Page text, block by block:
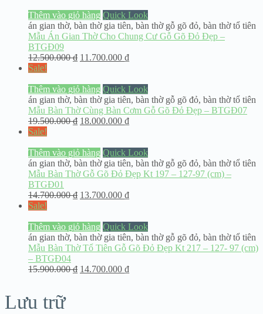
Thêm vào giỏ hàng Quick Look
án gian thờ, bàn thờ gia tiên, bàn thờ gỗ gõ đỏ, bàn thờ tổ tiên
Mẫu Án Gian Thờ Cho Chung Cư Gỗ Gõ Đỏ Đẹp –
BTGĐ09
12.500.000₫ 11.700.000 ₫
Sale!
Thêm vào giỏ hàng Quick Look
án gian thờ, bàn thờ gia tiên, bàn thờ gỗ gõ đỏ, bàn thờ tổ tiên
Mẫu Bàn Thờ Cùng Bàn Cơm Gỗ Gõ Đỏ Đẹp – BTGĐ07
19.500.000₫ 18.000.000 ₫
Sale!
Thêm vào giỏ hàng Quick Look
án gian thờ, bàn thờ gia tiên, bàn thờ gỗ gõ đỏ, bàn thờ tổ tiên
Mẫu Bàn Thờ Gỗ Gõ Đỏ Đẹp Kt 197 – 127-97 (cm) –
BTGĐ01
14.700.000₫ 13.700.000 ₫
Sale!
Thêm vào giỏ hàng Quick Look
án gian thờ, bàn thờ gia tiên, bàn thờ gỗ gõ đỏ, bàn thờ tổ tiên
Mẫu Bàn Thờ Tổ Tiên Gỗ Gõ Đỏ Đẹp Kt 217 – 127- 97 (cm)
– BTGĐ04
15.900.000₫ 14.700.000 ₫
Lưu trữ